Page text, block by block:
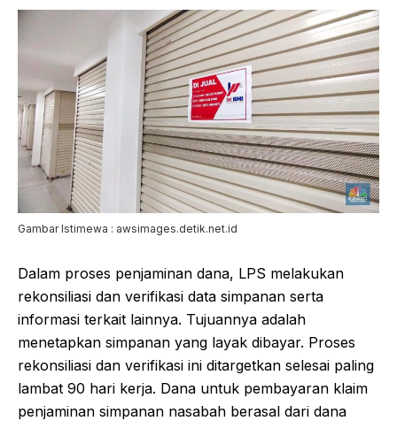
Gambar Istimewa : awsimages.detik.net.id
Dalam proses penjaminan dana, LPS melakukan
rekonsiliasi dan verifikasi data simpanan serta
informasi terkait lainnya. Tujuannya adalah
menetapkan simpanan yang layak dibayar. Proses
rekonsiliasi dan verifikasi ini ditargetkan selesai paling
lambat 90 hari kerja. Dana untuk pembayaran klaim
penjaminan simpanan nasabah berasal dari dana